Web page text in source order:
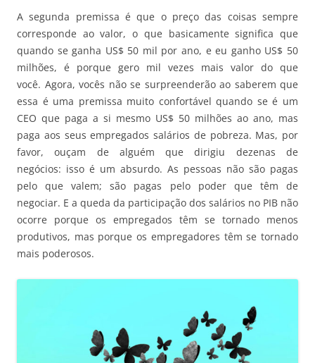
A segunda premissa é que o preço das coisas sempre
corresponde ao valor, o que basicamente significa que
quando se ganha US$ 50 mil por ano, e eu ganho US$ 50
milhões, é porque gero mil vezes mais valor do que
você. Agora, vocês não se surpreenderão ao saberem que
essa é uma premissa muito confortável quando se é um
CEO que paga a si mesmo US$ 50 milhões ao ano, mas
paga aos seus empregados salários de pobreza. Mas, por
favor, ouçam de alguém que dirigiu dezenas de
negócios: isso é um absurdo. As pessoas não são pagas
pelo que valem; são pagas pelo poder que têm de
negociar. E a queda da participação dos salários no PIB não
ocorre porque os empregados têm se tornado menos
produtivos, mas porque os empregadores têm se tornado
mais poderosos.